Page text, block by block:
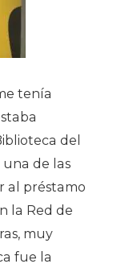
tenía
del
de las
al préstamo
la Red de
muy
fue la